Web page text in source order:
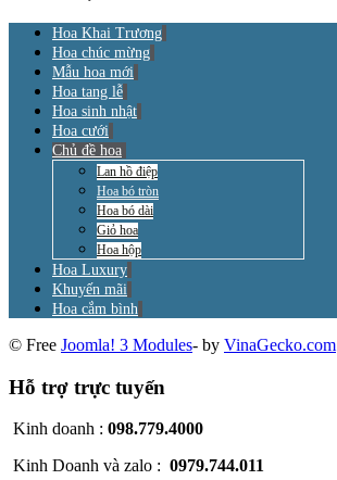
Hoa Khai Trương
Hoa chúc mừng
Mẫu hoa mới
Hoa tang lễ
Hoa sinh nhật
Hoa cưới
Chủ đề hoa
Lan hồ điệp
Hoa bó tròn
Hoa bó dài
Giỏ hoa
Hoa hộp
Hoa Luxury
Khuyến mãi
Hoa cắm bình
© Free Joomla! 3 Modules- by VinaGecko.com
Hỗ trợ trực tuyến
Kinh doanh : 098.779.4000
Kinh Doanh và zalo : 0979.744.011